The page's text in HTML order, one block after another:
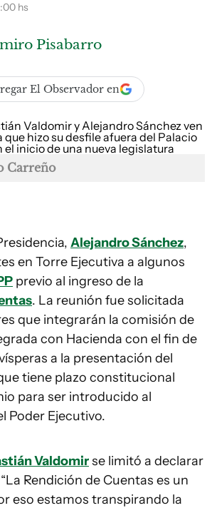
hs
Pisabarro
El Observador en
Carreño
Alejandro Sánchez,
en Torre Ejecutiva a algunos
previo al ingreso de la
. La reunión fue solicitada
que integrarán la comisión de
con Hacienda con el fin de
a la presentación del
tiene plazo constitucional
para ser introducido al
Poder Ejecutivo.
Valdomirse limitó a declarar
Rendición de Cuentas es un
eso estamos transpirando la